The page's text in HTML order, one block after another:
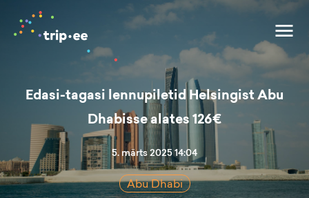
Edasi-tagasi lennupiletid Helsingist Abu
Dhabisse alates 126€
5. märts 2025 14:04
Abu Dhabi